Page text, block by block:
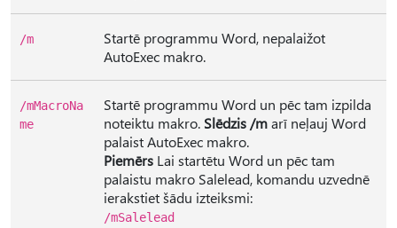
/m
Startē programmu Word, nepalaižot
AutoExec makro.
/mMacroNa
me
Startē programmu Word un pēc tam izpilda
noteiktu makro. Slēdzis /marī neļauj Word
palaist AutoExec makro.
Piemērs Lai startētu Word un pēc tam
palaistu makro Salelead, komandu uzvednē
ierakstiet šādu izteiksmi:
/mSalelead